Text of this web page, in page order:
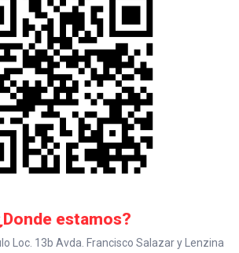
estamos?
Loc. 13b Avda. Francisco Salazar y Lenzina